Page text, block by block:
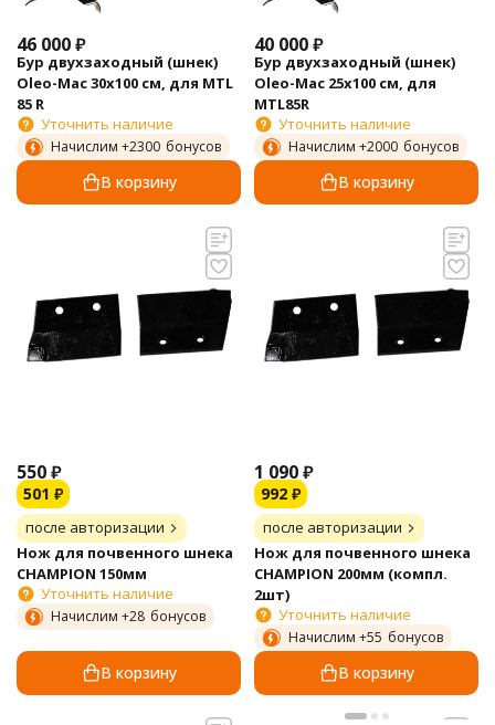
46 000₽
Бур двухзаходный (шнек)
Oleo-Mac 30х100 см, для MTL
85 R
Уточнить наличие
Начислим +2300 бонусов
В корзину
40 000₽
Бур двухзаходный (шнек)
Oleo-Mac 25х100 см, для
MTL85R
Уточнить наличие
Начислим +2000 бонусов
В корзину
550₽
501 ₽
после авторизации
Нож для почвенного шнека
CHAMPION 150мм
Уточнить наличие
Начислим +28 бонусов
В корзину
1 090₽
992 ₽
после авторизации
Нож для почвенного шнека
CHAMPION 200мм (компл.
2шт)
Уточнить наличие
Начислим +55 бонусов
В корзину